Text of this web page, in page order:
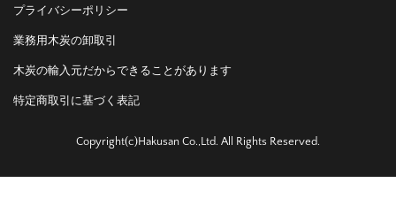
プライバシーポリシー
業務用木炭の卸取引
木炭の輸入元だからできることがあります
特定商取引に基づく表記
Copyright(c)Hakusan Co.,Ltd. All Rights Reserved.